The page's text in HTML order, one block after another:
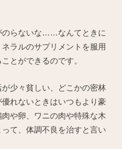
のらないな……なんてときに
ラルのサプリメントを服用
とができるのです。
少々貧しい、どこかの密林
れないときはいつもより豪
や卵、ワニの肉や特殊な木
て、体調不良を治すと言い